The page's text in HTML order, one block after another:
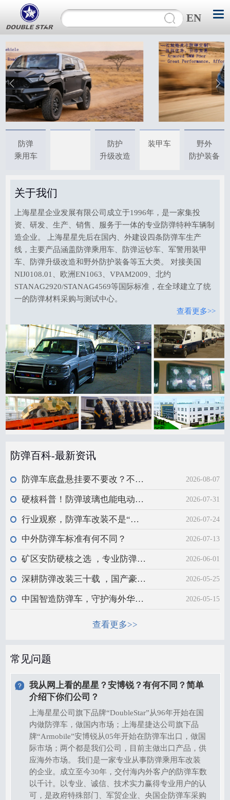
EN
防弹
乘用车
防护
升级改造
装甲车
野外
防护装备
关于我们
上海星星企业发展有限公司成立于1996年，是一家集投
资、研发、生产、销售、服务于一体的专业防弹特种车辆制
造企业。 上海星星先后在国内、外建设四条防弹车生产
线，主要产品涵盖防弹乘用车、防弹运钞车、军警用装甲
车、防弹升级改造和野外防护装备等五大类。 对接美国
NIJ0108.01、欧洲EN1063、VPAM2009、北约
STANAG2920/STANAG4569等国际标准，在全球建立了统
一的防弹材料采购与测试中心。
查看更多>>
防弹百科-最新资讯
防弹车底盘悬挂要不要改？不能一概而论，安全与操控需平衡 2026-08-07
硬核科普！防弹玻璃也能电动升降？安全红线需严守 2026-07-31
行业观察，防弹车改装不是“贴铁”那么简单 2026-07-24
中外防弹车标准有何不同？ 2026-07-13
矿区安防硬核之选 ，专业防弹越野车辆 2026-06-01
深耕防弹改装三十载 ，国产豪华车型定制升级 2026-05-25
中国智造防弹车，守护海外华人非洲之路 2026-05-15
查看更多>>
常见问题
我从网上看的星星？安博锐？有何不同？简单
介绍下你们公司？
上海星星公司旗下品牌“DoubleStar”从96年开始在国
内做防弹车，做国内市场；上海星捷达公司旗下品
牌“Armobile”安博锐从05年开始在防弹车出口，做国
际市场；两个都是我们公司，目前主做出口产品，供
应海外市场。 我们是一家专业从事防弹乘用车改装
的企业。成立至今30年，交付海内外客户的防弹车数
以千计。以专业、诚信、技术实力赢得专业用户的认
可，是政府特殊部门、军贸企业、央国企防弹车采购